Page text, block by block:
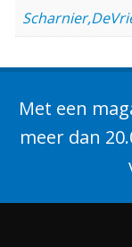
Met een
meer dan